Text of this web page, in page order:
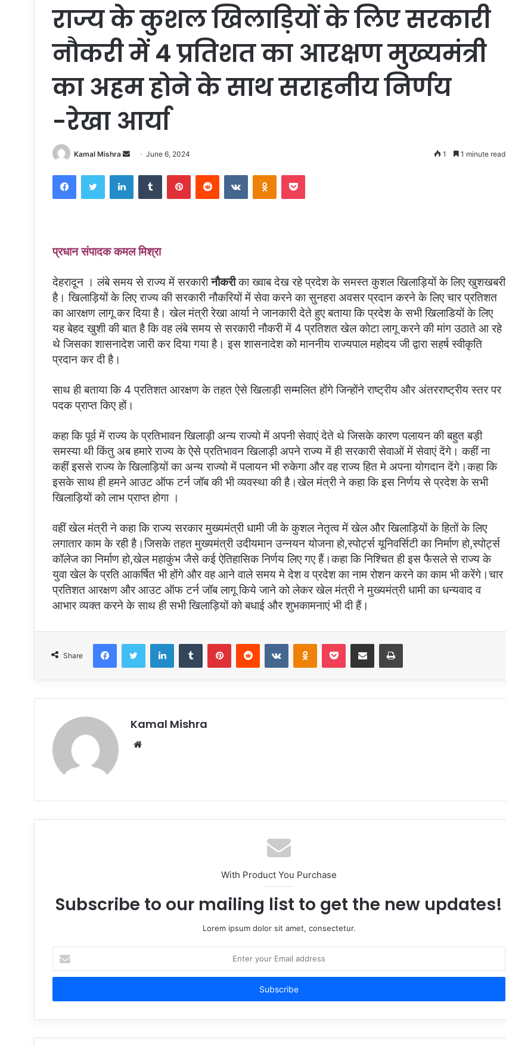
राज्य के कुशल खिलाड़ियों के लिए सरकारी
नौकरी में 4 प्रतिशत का आरक्षण मुख्यमंत्री
का अहम होने के साथ सराहनीय निर्णय
-रेखा आर्या
Kamal Mishra
Send June 6, 2024 1 1 minute read
FacebookTwitter LinkedInTumblr PinterestReddit VKontakteOdnoklassniki
Pocket
प्रधान संपादक कमल मिश्रा
देहरादून । लंबे समय से राज्य में सरकारीनौकरीका ख्वाब देख रहे प्रदेश के समस्त कुशल खिलाड़ियों के लिए खुशखबरी
है। खिलाड़ियों के लिए राज्य की सरकारी नौकरियों में सेवा करने का सुनहरा अवसर प्रदान करने के लिए चार प्रतिशत
का आरक्षण लागू कर दिया है। खेल मंत्री रेखा आर्या ने जानकारी देते हुए बताया कि प्रदेश के सभी खिलाडियों के लिए
यह बेहद खुशी की बात है कि वह लंबे समय से सरकारी नौकरी में 4 प्रतिशत खेल कोटा लागू करने की मांग उठाते आ रहे
थे जिसका शासनादेश जारी कर दिया गया है। इस शासनादेश को माननीय राज्यपाल महोदय जी द्वारा सहर्ष स्वीकृति
प्रदान कर दी है।
साथ ही बताया कि 4 प्रतिशत आरक्षण के तहत ऐसे खिलाड़ी सम्मलित होंगे जिन्होंने राष्ट्रीय और अंतरराष्ट्रीय स्तर पर
पदक प्राप्त किए हों।
कहा कि पूर्व में राज्य के प्रतिभावन खिलाड़ी अन्य राज्यो में अपनी सेवाएं देते थे जिसके कारण पलायन की बहुत बड़ी
समस्या थी किंतु अब हमारे राज्य के ऐसे प्रतिभावन खिलाड़ी अपने राज्य में ही सरकारी सेवाओं में सेवाएं देंगे। कहीं ना
कहीं इससे राज्य के खिलाड़ियों का अन्य राज्यो में पलायन भी रुकेगा और वह राज्य हित मे अपना योगदान देंगे।कहा कि
इसके साथ ही हमने आउट ऑफ टर्न जॉब की भी व्यवस्था की है।खेल मंत्री ने कहा कि इस निर्णय से प्रदेश के सभी
खिलाड़ियों को लाभ प्राप्त होगा ।
वहीं खेल मंत्री ने कहा कि राज्य सरकार मुख्यमंत्री धामी जी के कुशल नेतृत्व में खेल और खिलाड़ियों के हितों के लिए
लगातार काम के रही है।जिसके तहत मुख्यमंत्री उदीयमान उन्नयन योजना हो,स्पोर्ट्स यूनिवर्सिटी का निर्माण हो,स्पोर्ट्स
कॉलेज का निर्माण हो,खेल महाकुंभ जैसे कई ऐतिहासिक निर्णय लिए गए हैं।कहा कि निश्चित ही इस फैसले से राज्य के
युवा खेल के प्रति आकर्षित भी होंगे और वह आने वाले समय मे देश व प्रदेश का नाम रोशन करने का काम भी करेंगे।चार
प्रतिशत आरक्षण और आउट ऑफ टर्न जॉब लागू किये जाने को लेकर खेल मंत्री ने मुख्यमंत्री धामी का धन्यवाद व
आभार व्यक्त करने के साथ ही सभी खिलाड़ियों को बधाई और शुभकामनाएं भी दी हैं।
Share
FacebookTwitter LinkedInTumblr PinterestReddit VKontakteOdnoklassniki
Pocket Share via Email Print
Kamal Mishra
Website
With Product You Purchase
Subscribe to our mailing list to get the new updates!
Lorem ipsum dolor sit amet, consectetur.
your
Email